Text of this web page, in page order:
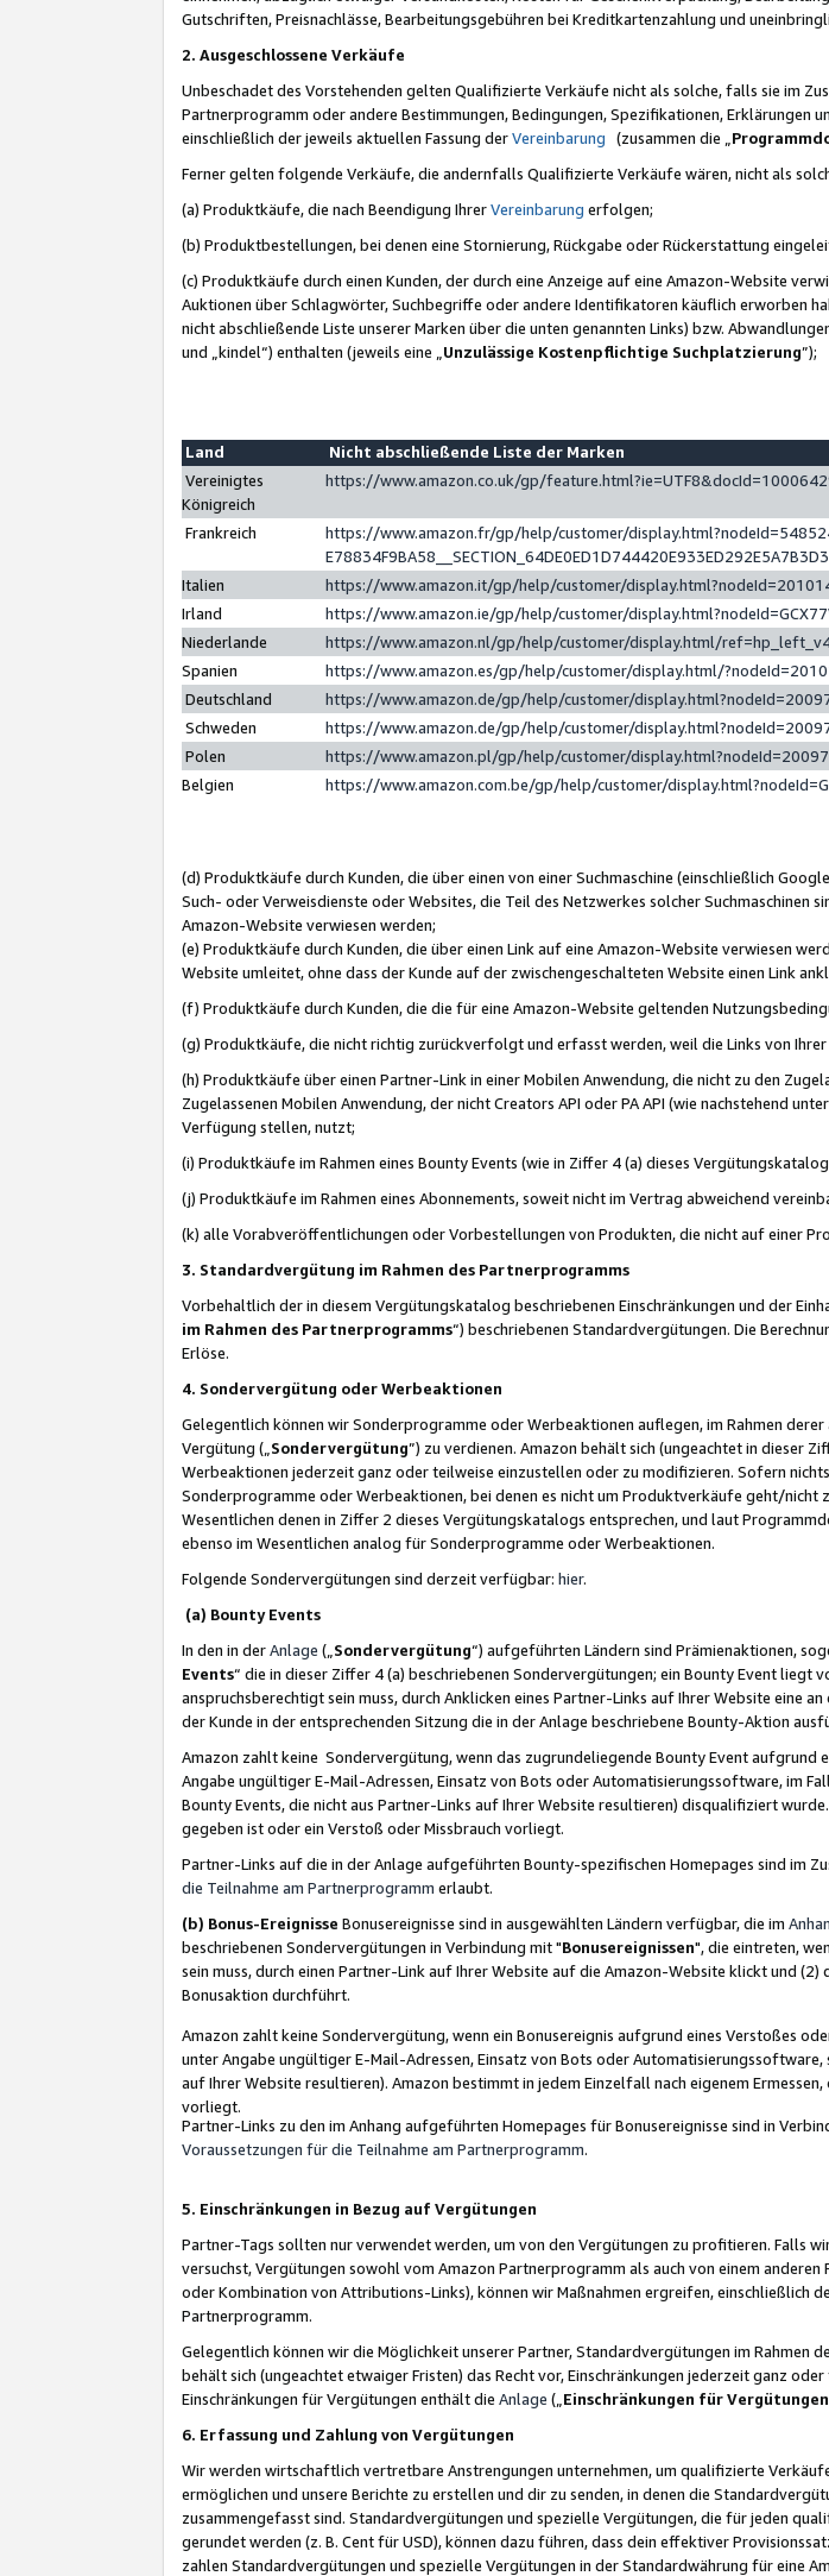
Gutschriften, Preisnachlässe, Bearbeitungsgebühren bei Kreditkartenzahlung und
2. Ausgeschlossene Verkäufe
Unbeschadet des Vorstehenden gelten Qualifizierte Verkäufe nicht als solche, falls sie im
Partnerprogramm oder andere Bestimmungen, Bedingungen, Spezifikationen,
einschließlich der jeweils aktuellen Fassung derVereinbarung (zusammen die „
Ferner gelten folgende Verkäufe, die andernfalls Qualifizierte Verkäufe wären, nicht als
(a) Produktkäufe, die nach Beendigung IhrerVereinbarung erfolgen;
(b) Produktbestellungen, bei denen eine Stornierung, Rückgabe oder Rückerstattung
(c) Produktkäufe durch einen Kunden, der durch eine Anzeige auf eine Amazon-Website
Auktionen über Schlagwörter, Suchbegriffe oder andere Identifikatoren käuflich erworben
nicht abschließende Liste unserer Marken über die unten genannten Links) bzw.
und „kindel“) enthalten (jeweils eine „ Unzulässige Kostenpflichtige Suchplatzierung”);
Land
Nicht abschließende Liste der Marken
Vereinigtes
Königreich
https://www.amazon.co.uk/gp/
Frankreich
https://www.amazon.fr/gp/help/customer/
E78834F9BA58__SECTION_64DE0ED1D744420E933ED292E5A7B3D3
Italien
https://www.amazon.it/gp/help/customer/
Irland
https://www.amazon.ie/gp/help/customer/
Niederlande
https://www.amazon.nl/gp/help/customer/display.html/
Spanien
https://www.amazon.es/gp/help/customer/display.html/
Deutschland
https://www.amazon.de/gp/help/customer/
Schweden
https://www.amazon.de/gp/help/customer/
Polen
https://www.amazon.pl/gp/help/customer/
Belgien
https://www.amazon.com.be/gp/help/customer/
(d) Produktkäufe durch Kunden, die über einen von einer Suchmaschine (einschließlich
Such- oder Verweisdienste oder Websites, die Teil des Netzwerkes solcher Suchmaschinen
Amazon-Website verwiesen werden;
(e) Produktkäufe durch Kunden, die über einen Link auf eine Amazon-Website verwiesen
Website umleitet, ohne dass der Kunde auf der zwischengeschalteten Website einen Link
(f) Produktkäufe durch Kunden, die die für eine Amazon-Website geltenden
(g) Produktkäufe, die nicht richtig zurückverfolgt und erfasst werden, weil die Links von
(h) Produktkäufe über einen Partner-Link in einer Mobilen Anwendung, die nicht zu den
Zugelassenen Mobilen Anwendung, der nicht Creators API oder PA API (wie nachstehend
Verfügung stellen, nutzt;
(i) Produktkäufe im Rahmen eines Bounty Events (wie in Ziffer 4 (a) dieses
(j) Produktkäufe im Rahmen eines Abonnements, soweit nicht im Vertrag abweichend
(k) alle Vorabveröffentlichungen oder Vorbestellungen von Produkten, die nicht auf einer
3. Standardvergütung im Rahmen des Partnerprogramms
Vorbehaltlich der in diesem Vergütungskatalog beschriebenen Einschränkungen und der
im Rahmen des Partnerprogramms“) beschriebenen Standardvergütungen. Die
Erlöse.
4. Sondervergütung oder Werbeaktionen
Gelegentlich können wir Sonderprogramme oder Werbeaktionen auflegen, im Rahmen
Vergütung („ Sondervergütung”) zu verdienen. Amazon behält sich (ungeachtet in dieser
Werbeaktionen jederzeit ganz oder teilweise einzustellen oder zu modifizieren. Sofern
Sonderprogramme oder Werbeaktionen, bei denen es nicht um Produktverkäufe geht/
Wesentlichen denen in Ziffer 2 dieses Vergütungskatalogs entsprechen, und laut
ebenso im Wesentlichen analog für Sonderprogramme oder Werbeaktionen.
Folgende Sondervergütungen sind derzeit verfügbar: hier.
(a) Bounty Events
In den in derAnlage („ Sondervergütung“) aufgeführten Ländern sind Prämienaktionen,
Events“ die in dieser Ziffer 4 (a) beschriebenen Sondervergütungen; ein Bounty Event liegt
anspruchsberechtigt sein muss, durch Anklicken eines Partner-Links auf Ihrer Website
der Kunde in der entsprechenden Sitzung die in der Anlage beschriebene Bounty-Aktion
Amazon zahlt keine Sondervergütung, wenn das zugrundeliegende Bounty Event aufgrund
Angabe ungültiger E-Mail-Adressen, Einsatz von Bots oder Automatisierungssoftware, im
Bounty Events, die nicht aus Partner-Links auf Ihrer Website resultieren) disqualifiziert
gegeben ist oder ein Verstoß oder Missbrauch vorliegt.
Partner-Links auf die in der Anlage aufgeführten Bounty-spezifischen Homepages sind im
die Teilnahme am Partnerprogramm erlaubt.
(b) Bonus-Ereignisse Bonusereignisse sind in ausgewählten Ländern verfügbar, die im
beschriebenen Sondervergütungen in Verbindung mit "Bonusereignissen", die eintreten,
sein muss, durch einen Partner-Link auf Ihrer Website auf die Amazon-Website klickt und
Bonusaktion durchführt.
Amazon zahlt keine Sondervergütung, wenn ein Bonusereignis aufgrund eines Verstoßes
unter Angabe ungültiger E-Mail-Adressen, Einsatz von Bots oder
auf Ihrer Website resultieren). Amazon bestimmt in jedem Einzelfall nach eigenem
vorliegt.
Partner-Links zu den im Anhang aufgeführten Homepages für Bonusereignisse sind in
Voraussetzungen für die Teilnahme am Partnerprogramm.
5. Einschränkungen in Bezug auf Vergütungen
Partner-Tags sollten nur verwendet werden, um von den Vergütungen zu profitieren. Falls
versuchst, Vergütungen sowohl vom Amazon Partnerprogramm als auch von einem
oder Kombination von Attributions-Links), können wir Maßnahmen ergreifen, einschließlich
Partnerprogramm.
Gelegentlich können wir die Möglichkeit unserer Partner, Standardvergütungen im
behält sich (ungeachtet etwaiger Fristen) das Recht vor, Einschränkungen jederzeit ganz
Einschränkungen für Vergütungen enthält die Anlage („ Einschränkungen für Vergütungen
6. Erfassung und Zahlung von Vergütungen
Wir werden wirtschaftlich vertretbare Anstrengungen unternehmen, um qualifizierte
ermöglichen und unsere Berichte zu erstellen und dir zu senden, in denen die
zusammengefasst sind. Standardvergütungen und spezielle Vergütungen, die für jeden
gerundet werden (z. B. Cent für USD), können dazu führen, dass dein effektiver
zahlen Standardvergütungen und spezielle Vergütungen in der Standardwährung für eine